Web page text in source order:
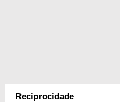
Reciprocidade